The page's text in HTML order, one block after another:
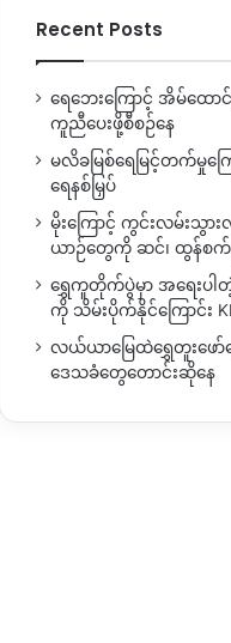
Recent Posts
ရေဘေးကြောင့် အိမ်ထောင်
ကူညီပေးဖို့စီစဉ်နေ
မလိခမြစ်ရေမြင့်တက်မှုက
ရေနစ်မြှပ်
မိုးကြောင့် ကွင်းလမ်းသွာ
ယာဉ်တွေကို ဆင်၊ ထွန်စ
ရွှေကူတိုက်ပွဲမှာ အရေးပါ
ကို သိမ်းပိုက်နိုင်ကြောင်း
လယ်ယာမြေထဲရွှေတူးဖော်
ဒေသခံတွေတောင်းဆိုနေ